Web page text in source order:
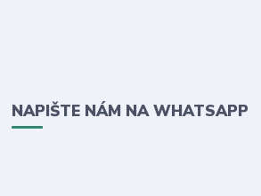
NAPIŠTE NÁM NA WHATSAPP